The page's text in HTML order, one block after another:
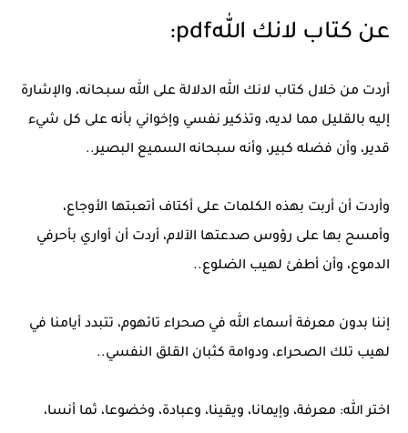
عن كتاب لانك اللهpdf:
أردت من خلال كتاب لانك الله الدلالة على الله سبحانه، والإشارة
إليه بالقليل مما لديه، وتذكير نفسي وإخواني بأنه على كل شيء
قدير، وأن فضله كبير، وأنه سبحانه السميع البصير..
وأردت أن أربت بهذه الكلمات على أكتاف أتعبتها الأوجاع،
وأمسح بها على رؤوس صدعتها الآلام، أردت أن أواري بأحرفي
الدموع، وأن أطفئ لهيب الضلوع..
إننا بدون معرفة أسماء الله في صحراء تائهوم، تتبدد أيامنا في
لهيب تلك الصحراء، ودوامة كثبان القلق النفسي..
اختر الله: معرفة، وإيمانا، ويقينا، وعبادة، وخضوعا، ثما أنسا،